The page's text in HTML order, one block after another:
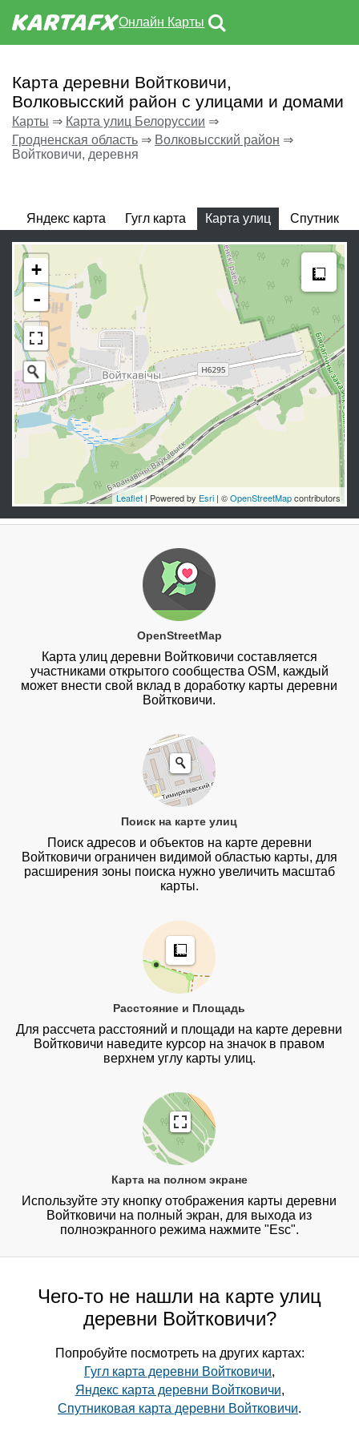
Онлайн Карты
Карта деревни Войтковичи,
Волковысский район с улицами и домами
Карты ⇒ Карта улиц Белоруссии ⇒
Гродненская область ⇒ Волковысский район ⇒
Войтковичи, деревня
Яндекс карта Гугл карта Карта улиц Спутник
+
-
Leaflet | Powered by Esri | ©OpenStreetMapcontributors
OpenStreetMap
Карта улиц деревни Войтковичи составляется
участниками открытого сообщества OSM, каждый
может внести свой вклад в доработку карты деревни
Войтковичи.
Поиск на карте улиц
Поиск адресов и объектов на карте деревни
Войтковичи ограничен видимой областью карты, для
расширения зоны поиска нужно увеличить масштаб
карты.
Расстояние и Площадь
Для рассчета расстояний и площади на карте деревни
Войтковичи наведите курсор на значок в правом
верхнем углу карты улиц.
Карта на полном экране
Используйте эту кнопку отображения карты деревни
Войтковичи на полный экран, для выхода из
полноэкранного режима нажмите "Esc".
Чего-то не нашли на карте улиц
деревни Войтковичи?
Попробуйте посмотреть на других картах:
Гугл карта деревни Войтковичи,
Яндекс карта деревни Войтковичи,
Спутниковая карта деревни Войтковичи.